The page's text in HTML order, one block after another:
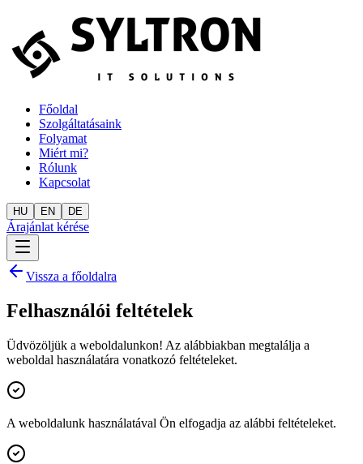
Főoldal
Szolgáltatásaink
Folyamat
Miért mi?
Rólunk
Kapcsolat
HU EN DE
Árajánlat kérése
Vissza a főoldalra
Felhasználói feltételek
Üdvözöljük a weboldalunkon! Az alábbiakban megtalálja a
weboldal használatára vonatkozó feltételeket.
A weboldalunk használatával Ön elfogadja az alábbi feltételeket.